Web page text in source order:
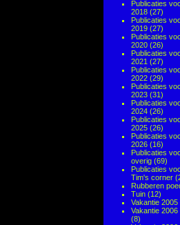
Publicaties
2018 (27)
Publicaties
2019 (27)
Publicaties
2020 (26)
Publicaties
2021 (27)
Publicaties
2022 (29)
Publicaties
2023 (31)
Publicaties
2024 (26)
Publicaties
2025 (26)
Publicaties
2026 (16)
Publicaties
overig (69)
Publicaties
Tim's corner
Rubberen
Tuin (12)
Vakantie 2005
Vakantie
(8)